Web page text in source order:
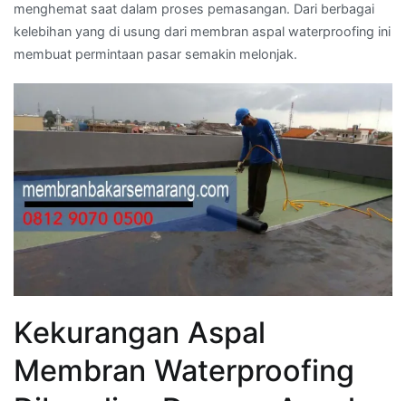
menghemat saat dalam proses pemasangan. Dari berbagai
kelebihan yang di usung dari membran aspal waterproofing ini
membuat permintaan pasar semakin melonjak.
Kekurangan Aspal
Membran Waterproofing